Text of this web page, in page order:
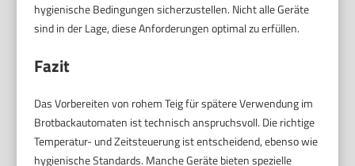
hygienische Bedingungen sicherzustellen. Nicht alle Geräte
sind in der Lage, diese Anforderungen optimal zu erfüllen.
Fazit
Das Vorbereiten von rohem Teig für spätere Verwendung im
Brotbackautomaten ist technisch anspruchsvoll. Die richtige
Temperatur- und Zeitsteuerung ist entscheidend, ebenso wie
hygienische Standards. Manche Geräte bieten spezielle